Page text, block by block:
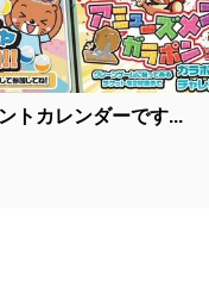
トカレンダーです...